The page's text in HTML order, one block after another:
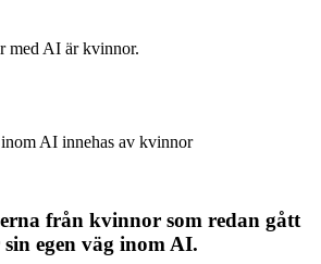
med AI är kvinnor.
AI innehas av kvinnor
från kvinnor som redan gått
egen väg inom AI.